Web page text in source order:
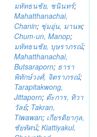
มหัทธนชัย, ชนินทร์;
Mahatthanachai,
Chanin; ชุ่มอุ่น, มานพ;
Chum-un, Manop;
มหัทธนชัย, บุษราภรณ์;
Mahatthanachai,
Butsaraporn; ธารา
พิทักษ์วงศ์, จิตราภรณ์;
Tarapitakwong,
Jittaporn; ต๊ะการ, ทิวา
วัลย์; Takran,
Tiwawan; เกียรติยากุล,
ชัยทัศน์; Kiattiyakul,